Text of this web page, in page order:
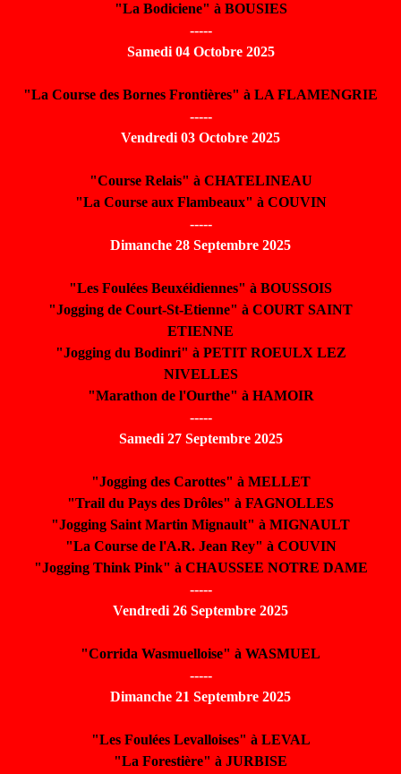
"La Bodiciene" à BOUSIES
-----
Samedi 04 Octobre 2025
"La Course des Bornes Frontières" à LA FLAMENGRIE
-----
Vendredi 03 Octobre 2025
"Course Relais" à CHATELINEAU
"La Course aux Flambeaux" à COUVIN
-----
Dimanche 28 Septembre 2025
"Les Foulées Beuxéidiennes" à BOUSSOIS
"Jogging de Court-St-Etienne" à COURT SAINT
ETIENNE
"Jogging du Bodinri" à PETIT ROEULX LEZ
NIVELLES
"Marathon de l'Ourthe" à HAMOIR
-----
Samedi 27 Septembre 2025
"Jogging des Carottes" à MELLET
"Trail du Pays des Drôles" à FAGNOLLES
"Jogging Saint Martin Mignault" à MIGNAULT
"La Course de l'A.R. Jean Rey" à COUVIN
"Jogging Think Pink" à CHAUSSEE NOTRE DAME
-----
Vendredi 26 Septembre 2025
"Corrida Wasmuelloise" à WASMUEL
-----
Dimanche 21 Septembre 2025
"Les Foulées Levalloises" à LEVAL
"La Forestière" à JURBISE